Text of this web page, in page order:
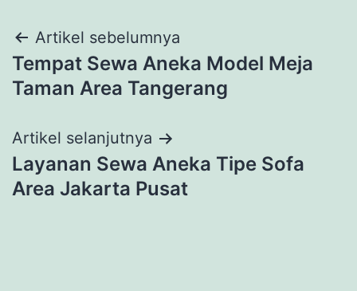
Navigasi
pos
Artikel sebelumnya
Tempat Sewa Aneka Model Meja
Taman Area Tangerang
Artikel selanjutnya
Layanan Sewa Aneka Tipe Sofa
Area Jakarta Pusat